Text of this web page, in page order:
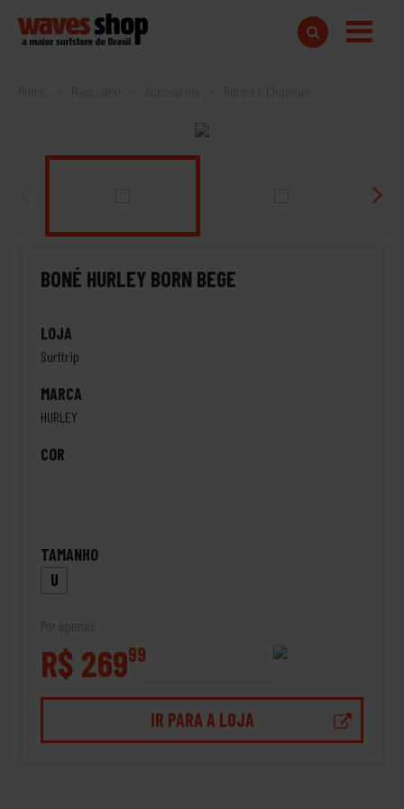
Home
BONÉ HURLEY BORN BEGE
LOJA
Surftrip
MARCA
HURLEY
COR
TAMANHO
U
Por apenas
R$ 26999
IR PARA A LOJA